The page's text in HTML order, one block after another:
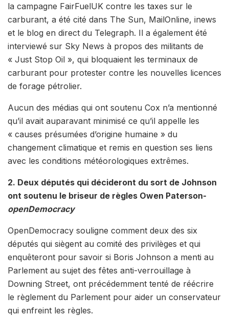
la campagne FairFuelUK contre les taxes sur le
carburant, a été cité dans The Sun, MailOnline, inews
et le blog en direct du Telegraph. Il a également été
interviewé sur Sky News à propos des militants de
« Just Stop Oil », qui bloquaient les terminaux de
carburant pour protester contre les nouvelles licences
de forage pétrolier.
Aucun des médias qui ont soutenu Cox n’a mentionné
qu’il avait auparavant minimisé ce qu’il appelle les
« causes présumées d’origine humaine » du
changement climatique et remis en question ses liens
avec les conditions météorologiques extrêmes.
2. Deux députés qui décideront du sort de Johnson
ont soutenu le briseur de règles Owen Paterson-
openDemocracy
OpenDemocracy souligne comment deux des six
députés qui siègent au comité des privilèges et qui
enquêteront pour savoir si Boris Johnson a menti au
Parlement au sujet des fêtes anti-verrouillage à
Downing Street, ont précédemment tenté de réécrire
le règlement du Parlement pour aider un conservateur
qui enfreint les règles.